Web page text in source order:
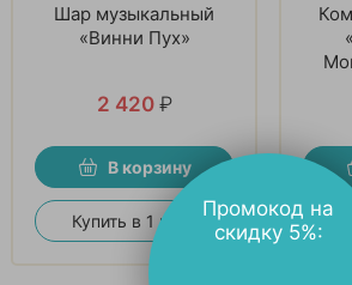
Шар музыкальный
«Винни Пух»
2 420 ₽
В корзину
Купить в 1 клик
Промокод на
скидку 5%: